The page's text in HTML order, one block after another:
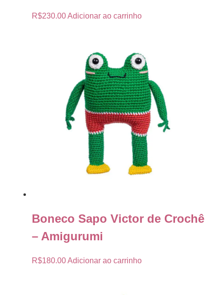
R$230.00Adicionar ao carrinho
Boneco Sapo Victor de Crochê
– Amigurumi
R$180.00Adicionar ao carrinho